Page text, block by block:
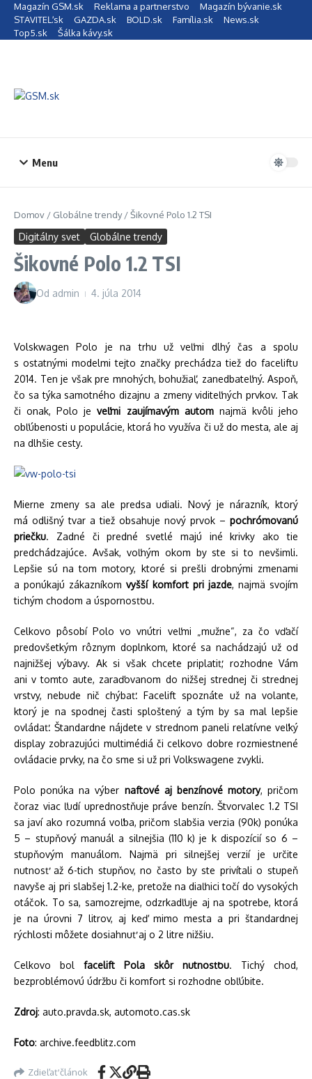
Preskočiť na obsah
Magazín GSM.sk Reklama a partnerstvo
Magazín bývanie.sk
STAVITEĽ.sk
GAZDA.sk BOLD.sk Família.sk
News.sk
Top5.sk
Šálka kávy.sk
Menu
Domov / Globálne trendy/Šikovné Polo 1.2 TSI
Digitálny svet Globálne trendy
Šikovné Polo 1.2 TSI
Od admin 4. júla 2014
Volskwagen Polo je na trhu už veľmi dlhý čas a spolu
s ostatnými modelmi tejto značky prechádza tiež do faceliftu
2014. Ten je však pre mnohých, bohužiaľ, zanedbateľný. Aspoň,
čo sa týka samotného dizajnu a zmeny viditeľných prvkov. Tak
či onak, Polo jeveľmi zaujímavým automnajmä kvôli jeho
obľúbenosti u populácie, ktorá ho využíva či už do mesta, ale aj
na dlhšie cesty.
Mierne zmeny sa ale predsa udiali. Nový je nárazník, ktorý
má odlišný tvar a tiež obsahuje nový prvok – pochrómovanú
priečku. Zadné či predné svetlé majú iné krivky ako tie
predchádzajúce. Avšak, voľným okom by ste si to nevšimli.
Lepšie sú na tom motory, ktoré si prešli drobnými zmenami
a ponúkajú zákazníkomvyšší komfort pri jazde, najmä svojím
tichým chodom a úspornosťou.
Celkovo pôsobí Polo vo vnútri veľmi „mužne“, za čo vďačí
predovšetkým rôznym doplnkom, ktoré sa nachádzajú už od
najnižšej výbavy. Ak si však chcete priplatiť, rozhodne Vám
ani v tomto aute, zaraďovanom do nižšej strednej či strednej
vrstvy, nebude nič chýbať. Facelift spoznáte už na volante,
ktorý je na spodnej časti sploštený a tým by sa mal lepšie
ovládať. Štandardne nájdete v strednom paneli relatívne veľký
display zobrazujúci multimédiá či celkovo dobre rozmiestnené
ovládacie prvky, na čo sme si už pri Volkswagene zvykli.
Polo ponúka na výber naftové aj benzínové motory, pričom
čoraz viac ľudí uprednostňuje práve benzín. Štvorvalec 1.2 TSI
sa javí ako rozumná voľba, pričom slabšia verzia (90k) ponúka
5 – stupňový manuál a silnejšia (110 k) je k dispozícií so 6 –
stupňovým manuálom. Najmä pri silnejšej verzií je určite
nutnosť až 6-tich stupňov, no často by ste privítali o stupeň
navyše aj pri slabšej 1.2-ke, pretože na diaľnici točí do vysokých
otáčok. To sa, samozrejme, odzrkadľuje aj na spotrebe, ktorá
je na úrovni 7 litrov, aj keď mimo mesta a pri štandardnej
rýchlosti môžete dosiahnuť aj o 2 litre nižšiu.
Celkovo bol facelift Pola skôr nutnosťou. Tichý chod,
bezproblémovú údržbu či komfort si rozhodne obľúbite.
Zdroj: auto.pravda.sk, automoto.cas.sk
Foto: archive.feedblitz.com
Zdieľať článok